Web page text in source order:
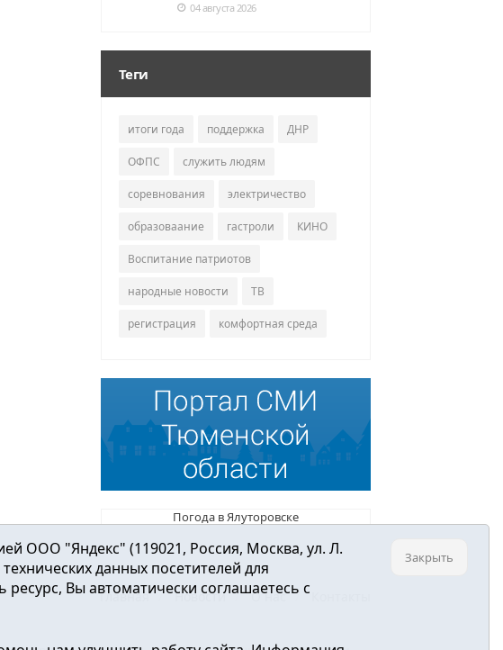
04 августа 2026
Теги
итоги года поддержка ДНР
ОФПС служить людям
соревнования электричество
образоваание гастроли КИНО
Воспитание патриотов
народные новости ТВ
регистрация комфортная среда
Погода в Ялуторовске
Главная Новости О нас
ООО "Яндекс" (119021, Россия, Москва, ул. Л.
данных посетителей для
Вы автоматически соглашаетесь с
Закрыть